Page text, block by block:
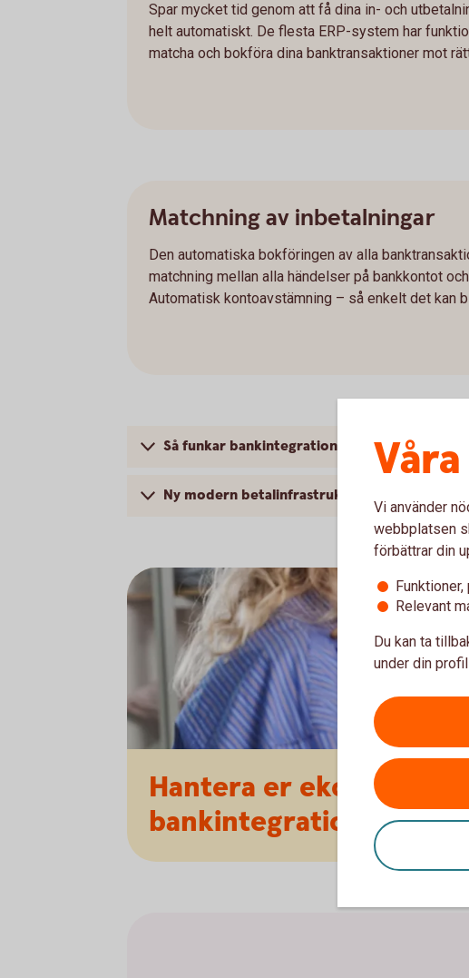
Spar mycket tid genom att få dina in- och
helt automatiskt. De flesta ERP-system har
matcha och bokföra dina banktransaktioner mot
Matchning av inbetalningar
Den automatiska bokföringen av alla
matchning mellan alla händelser på bankkontot
Automatisk kontoavstämning – så enkelt det kan
Så funkar bankintegrationen
Ny modern betalinfrastruktur i Sverige
Hantera er ekonomi på
bankintegration.
Vi använder
webbplatsen
förbättrar din
Relevant
Du kan ta
under din